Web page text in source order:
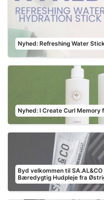
Nyhed: Refreshing Water
Nyhed: I Create Curl Memory
Byd velkommen til
Bæredygtig Hudpleje fra